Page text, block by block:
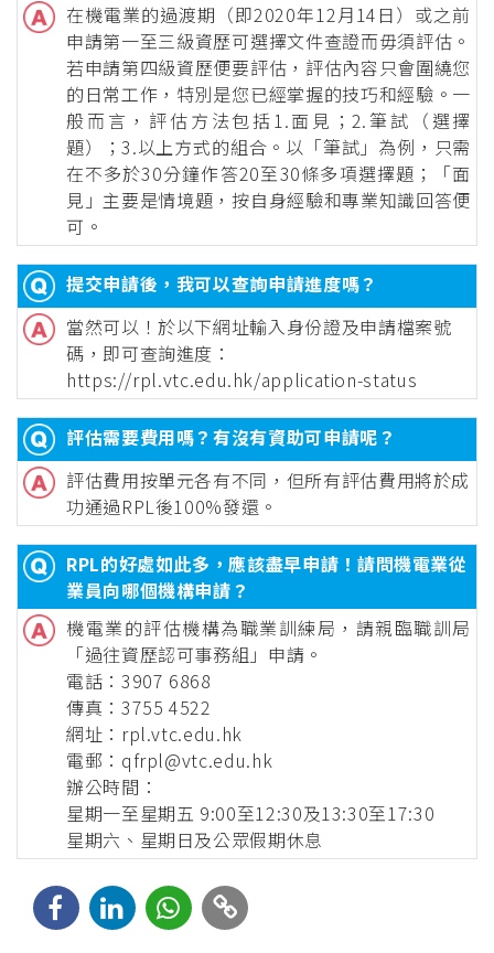
在機電業的過渡期（即2020年12月14日）或之前
申請第一至三級資歷可選擇文件查證而毋須評估。
若申請第四級資歷便要評估，評估內容只會圍繞您
的日常工作，特別是您已經掌握的技巧和經驗。一
般而言，評估方法包括1.面見；2.筆試（選擇
題）；3.以上方式的組合。以「筆試」為例，只需
在不多於30分鐘作答20至30條多項選擇題；「面
見」主要是情境題，按自身經驗和專業知識回答便
可。
提交申請後，我可以查詢申請進度嗎？
當然可以！於以下網址輸入身份證及申請檔案號
碼，即可查詢進度：
https://rpl.vtc.edu.hk/application-status
評估需要費用嗎？有沒有資助可申請呢？
評估費用按單元各有不同，但所有評估費用將於成
功通過RPL後100%發還。
RPL的好處如此多，應該盡早申請！請問機電業從
業員向哪個機構申請？
機電業的評估機構為職業訓練局，請親臨職訓局
「過往資歷認可事務組」申請。
電話：3907 6868
傳真：3755 4522
網址： rpl.vtc.edu.hk
電郵： qfrpl@vtc.edu.hk
辦公時間：
星期一至星期五 9:00至12:30及13:30至17:30
星期六、星期日及公眾假期休息